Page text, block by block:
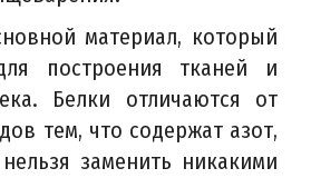
материал, который
построения тканей и
Белки отличаются от
тем, что содержат азот,
заменить никакими